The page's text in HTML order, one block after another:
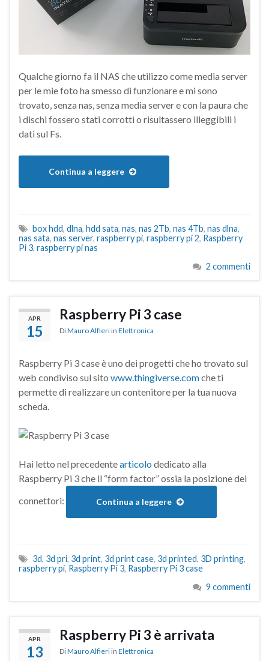
Qualche giorno fa il NAS che utilizzo come media server
per le mie foto ha smesso di funzionare e mi sono
trovato, senza nas, senza media server e con la paura che
i dischi fossero stati corrotti o risultassero illeggibili i
dati sul Fs.
Continua a leggere
box hdd, dlna, hdd sata, nas, nas 2Tb, nas 4Tb, nas dlna,
nas sata, nas server, raspberry pi, raspberry pi 2, Raspberry
Pi 3, raspberry pi nas
2 commenti
APR
15
Raspberry Pi 3 case
DiMauro Alfieri in Elettronica
Raspberry Pi 3 case è uno dei progetti che ho trovato sul
web condiviso sul sito www.thingiverse.comche ti
permette di realizzare un contenitore per la tua nuova
scheda.
Hai letto nel precedentearticolo dedicato alla
Raspberry Pi 3 che il “form factor” ossia la posizione dei
connettori:
Continua a leggere
3d, 3d pri, 3d print, 3d print case, 3d printed, 3D printing,
raspberry pi, Raspberry Pi 3, Raspberry Pi 3 case
9 commenti
APR
13
Raspberry Pi 3 è arrivata
DiMauro Alfieri in Elettronica